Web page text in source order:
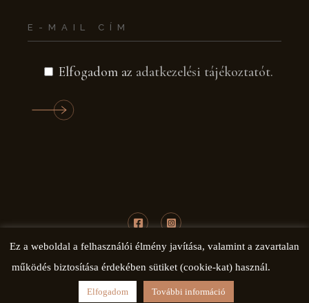
Elfogadom az adatkezelési tájékoztatót.
© COPYRIGHT 2020 BRUSTOR
MAGYARORSZÁG
KÉSZÍTETTE: PROFI WEBDESIGN
Ez a weboldal a felhasználói élmény javítása, valamint a zavartalan
működés biztosítása érdekében sütiket (cookie-kat) használ.
Elfogadom További információ